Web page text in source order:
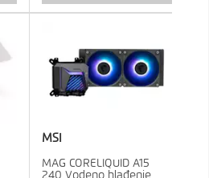
MSI
MAG CORELIQUID A15
240 Vodeno hlađenje